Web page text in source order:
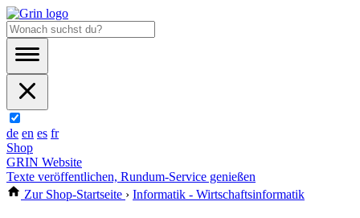
de en es fr
Shop
GRIN Website
Texte veröffentlichen, Rundum-Service genießen
Zur Shop-Startseite › Informatik - Wirtschaftsinformatik